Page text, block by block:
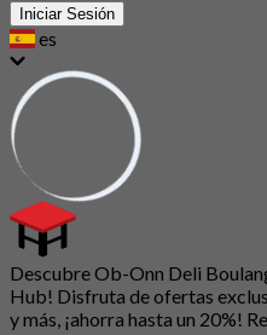
Iniciar Sesión
es
Descubre Ob-Onn Deli
Hub! Disfruta de ofertas
y más, ¡ahorra hasta un 20%!